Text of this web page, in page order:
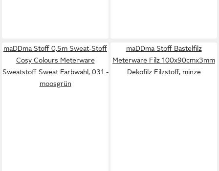
maDDma Stoff 0,5m Sweat-Stoff
Cosy Colours Meterware
Sweatstoff Sweat Farbwahl, 031 -
moosgrün
maDDma Stoff Bastelfilz
Meterware Filz 100x90cmx3mm
Dekofilz Filzstoff, minze